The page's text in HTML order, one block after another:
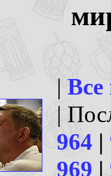
|
|
964 |
969 |